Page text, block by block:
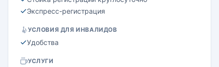
Экспресс-регистрация
УСЛОВИЯ ДЛЯ ИНВАЛИДОВ
Удобства
УСЛУГИ